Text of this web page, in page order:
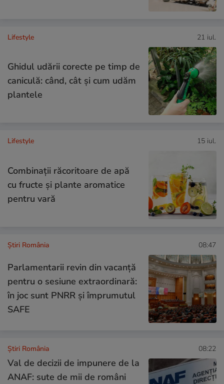
Lifestyle 21 iul.
Ghidul udării corecte pe timp de
caniculă: când, cât şi cum udăm
plantele
Lifestyle 15 iul.
Combinaţii răcoritoare de apă
cu fructe şi plante aromatice
pentru vară
Știri România 08:47
Parlamentarii revin din vacanță
pentru o sesiune extraordinară:
în joc sunt PNRR și împrumutul
SAFE
Știri România 08:22
Val de decizii de impunere de la
ANAF: sute de mii de români